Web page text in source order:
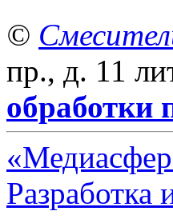
©
пр., д. 11
обработки
Разработка